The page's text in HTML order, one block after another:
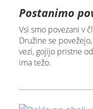
Postanimo
Vsi smo povezani v
Družine se
vezi, gojijo pristne
ima težo.